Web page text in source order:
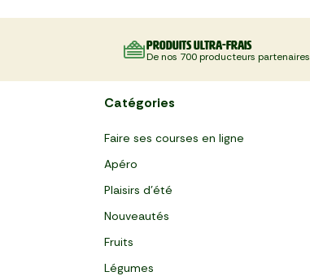
Produits ultra-frais
De nos 700 producteurs partenaires
Catégories
Faire ses courses en ligne
Apéro
Plaisirs d'été
Nouveautés
Fruits
Légumes